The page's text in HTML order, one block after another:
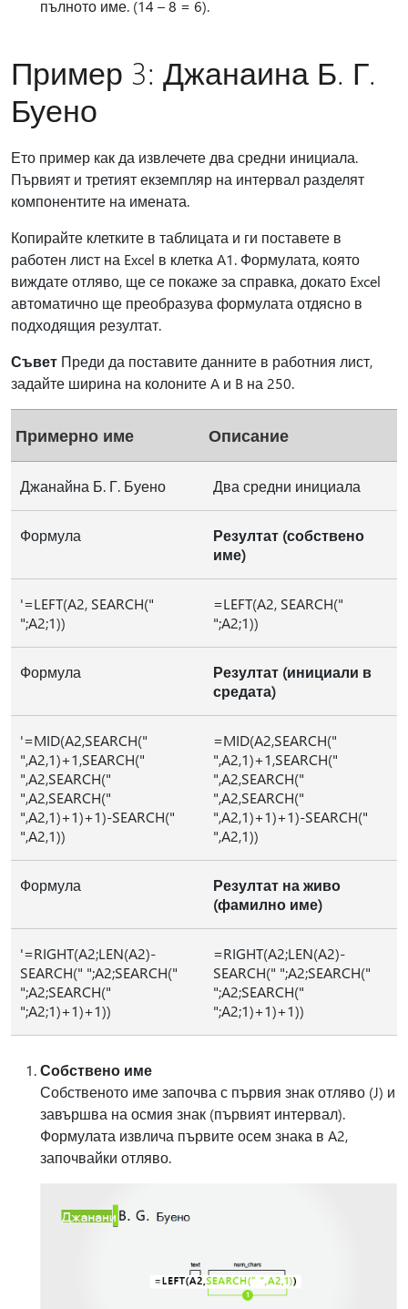
пълното име. (14 – 8 = 6).
Пример 3: Джанаина Б. Г.
Буено
Ето пример как да извлечете два средни инициала.
Първият и третият екземпляр на интервал разделят
компонентите на имената.
Копирайте клетките в таблицата и ги поставете в
работен лист на Excel в клетка A1. Формулата, която
виждате отляво, ще се покаже за справка, докато Excel
автоматично ще преобразува формулата отдясно в
подходящия резултат.
Съвет Преди да поставите данните в работния лист,
задайте ширина на колоните A и B на 250.
Примерно име Описание
Джанайна Б. Г. Буено Два средни инициала
Формула
Резултат (собствено
име)
'=LEFT(A2, SEARCH("
";A2;1))
=LEFT(A2, SEARCH("
";A2;1))
Формула
Резултат (инициали в
средата)
'=MID(A2,SEARCH("
",A2,1)+1,SEARCH("
",A2,SEARCH("
",A2,SEARCH("
",A2,1)+1)+1)-SEARCH("
",A2,1))
=MID(A2,SEARCH("
",A2,1)+1,SEARCH("
",A2,SEARCH("
",A2,SEARCH("
",A2,1)+1)+1)-SEARCH("
",A2,1))
Формула
Резултат на живо
(фамилно име)
'=RIGHT(A2;LEN(A2)-
SEARCH(" ";A2;SEARCH("
";A2;SEARCH("
";A2;1)+1)+1))
=RIGHT(A2;LEN(A2)-
SEARCH(" ";A2;SEARCH("
";A2;SEARCH("
";A2;1)+1)+1))
Собствено име
Собственото име започва с първия знак отляво (J) и
завършва на осмия знак (първият интервал).
Формулата извлича първите осем знака в A2,
започвайки отляво.